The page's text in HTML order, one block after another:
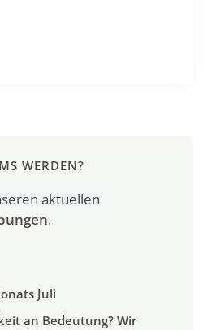
WERDEN?
aktuellen
.
Juli
an Bedeutung? Wir